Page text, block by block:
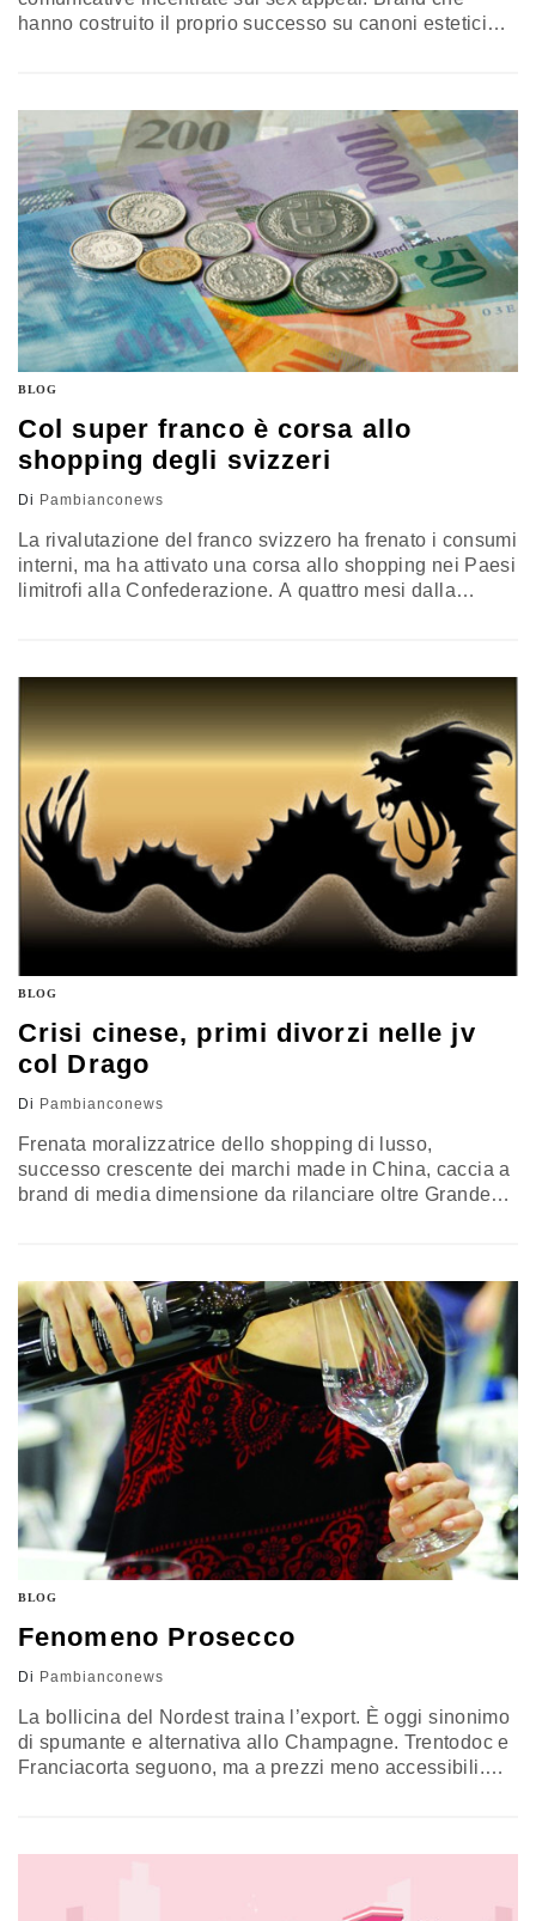
hanno costruito il proprio successo su canoni estetici
preferendo valorizzare i prodotti in contesti meno
provocatori. Alcuni esperti di marketing, consultati
da Wwd, hanno stabilito che, oggi, i teenager
(nell'articolo vengono citati i "Millennials") preferiscono
situazioni vicine…
BLOG
Col super franco è corsa allo
shopping degli svizzeri
Di Pambianconews
La rivalutazione del franco svizzero ha frenato i consumi
interni, ma ha attivato una corsa allo shopping nei Paesi
limitrofi alla Confederazione. A quattro mesi dalla
unica, si tirano le somme della 'tempesta di valute'. Di
recente, a farlo, è stato Bloomberg, che ha
sottolineato…
BLOG
Crisi cinese, primi divorzi nelle jv
col Drago
Di Pambianconews
Frenata moralizzatrice dello shopping di lusso,
successo crescente dei marchi made in China, caccia a
brand di media dimensione da rilanciare oltre Grande
ha cambiato colore nel giro di un anno, con una velocità
impressionante e una profondità…
BLOG
Fenomeno Prosecco
Di Pambianconews
La bollicina del Nordest traina l’export. È oggi sinonimo
di spumante e alternativa allo Champagne. Trentodoc e
Franciacorta seguono, ma a prezzi meno accessibili.